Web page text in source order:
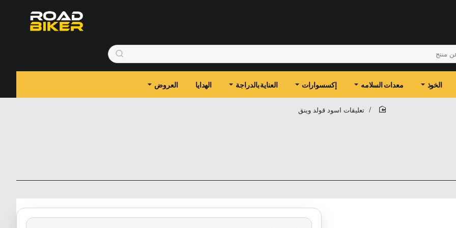
الخوذ معدات السلامه إكسسوارات العناية بالدراجة الهدايا العروض
تعليقات اسود قولد وينق